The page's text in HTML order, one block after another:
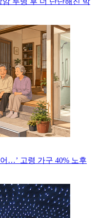
…’ 고령 가구 40% 노후